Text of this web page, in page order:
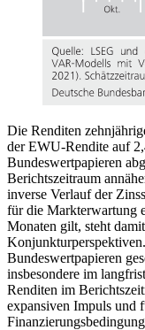
Die Renditen
derEWU-Rendite auf
Bundeswertpapieren
Berichtszeitraum
inverse Verlauf der
für die Markterwartung
Monaten gilt, steht
Konjunkturperspektiven.
Bundeswertpapieren
insbesondere im
Renditen im
expansiven Impuls und